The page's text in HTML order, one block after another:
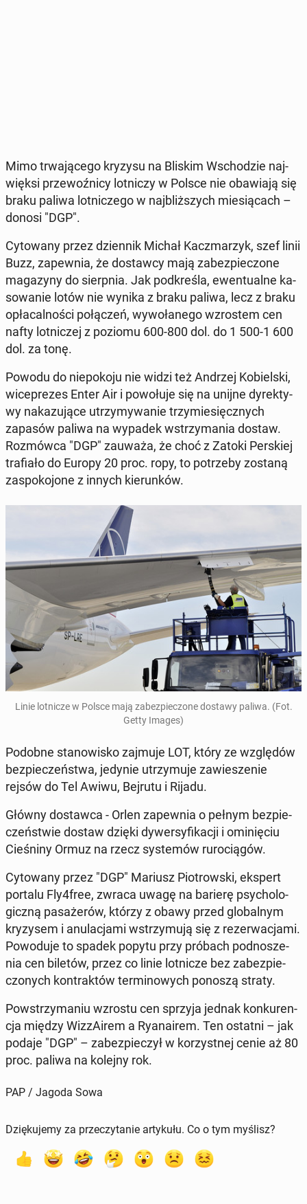
Mimo trwa­ją­ce­go kryzysu na Bliskim Wscho­dzie naj­
więk­si prze­woź­ni­cy lot­ni­czy w Polsce nie oba­wia­ją się
braku paliwa lot­ni­cze­go w naj­bliż­szych mie­sią­cach –
donosi "DGP".
Cy­to­wa­ny przez dzien­nik Michał Kacz­ma­rzyk, szef linii
Buzz, za­pew­nia, że do­staw­cy mają za­bez­pie­czo­ne
ma­ga­zy­ny do sierp­nia. Jak pod­kre­śla, ewen­tu­al­ne ka­
so­wa­nie lotów nie wynika z braku paliwa, lecz z braku
opła­cal­no­ści po­łą­czeń, wy­wo­ła­ne­go wzro­stem cen
nafty lot­ni­czej z poziomu 600-800 dol. do 1 500-1 600
dol. za tonę.
Powodu do nie­po­ko­ju nie widzi też Andrzej Ko­biel­ski,
wi­ce­pre­zes Enter Air i po­wo­łu­je się na unijne dy­rek­ty­
wy na­ka­zu­ją­ce utrzy­my­wa­nie trzy­mie­sięcz­nych
zapasów paliwa na wypadek wstrzy­ma­nia dostaw.
Roz­mów­ca "DGP" zauważa, że choć z Zatoki Per­skiej
tra­fia­ło do Europy 20 proc. ropy, to po­trze­by zostaną
za­spo­ko­jo­ne z innych kie­run­ków.
Linie lot­ni­cze w Polsce mają za­bez­pie­czo­ne dostawy paliwa. (Fot.
Getty Images)
Podobne sta­no­wi­sko zajmuje LOT, który ze wzglę­dów
bez­pie­czeń­stwa, jedynie utrzy­mu­je za­wie­sze­nie
rejsów do Tel Awiwu, Bejrutu i Rijadu.
Główny do­staw­ca - Orlen za­pew­nia o pełnym bez­pie­
czeń­stwie dostaw dzięki dy­wer­sy­fi­ka­cji i omi­nię­ciu
Cie­śni­ny Ormuz na rzecz sys­te­mów ru­ro­cią­gów.
Cy­to­wa­ny przez "DGP" Mariusz Pio­trow­ski, ekspert
portalu Fly4free, zwraca uwagę na barierę psy­cho­lo­
gicz­ną pa­sa­że­rów, którzy z obawy przed glo­bal­nym
kry­zy­sem i anu­la­cja­mi wstrzy­mu­ją się z re­zer­wa­cja­mi.
Po­wo­du­je to spadek popytu przy próbach pod­no­sze­
nia cen biletów, przez co linie lot­ni­cze bez za­bez­pie­
czo­nych kon­trak­tów ter­mi­no­wych ponoszą straty.
Po­wstrzy­ma­niu wzrostu cen sprzyja jednak kon­ku­ren­
cja między Wiz­zA­irem a Ry­ana­irem. Ten ostatni – jak
podaje "DGP" – za­bez­pie­czył w ko­rzyst­nej cenie aż 80
proc. paliwa na kolejny rok.
PAP / Jagoda Sowa
Dziękujemy za przeczytanie artykułu. Co o tym myślisz?